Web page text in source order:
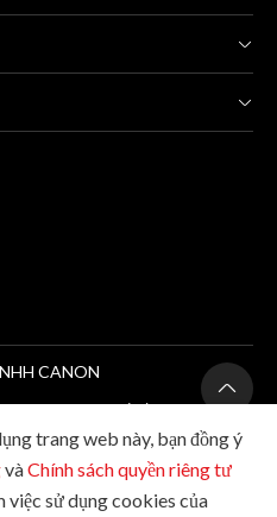
CANON
HCM cấp lần
Plaza, 54-56 Nguyễn
Minh. Tel: (+84-28)
trang web này, bạn đồng ý
vàChính sách quyền riêng tư
việc sử dụng cookies của